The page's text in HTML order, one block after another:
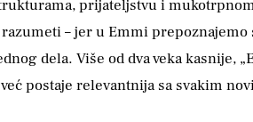
prijateljstvu i
– jer u Emmi
dela. Više od dva veka kasnije,
postaje relevantnija sa svakim